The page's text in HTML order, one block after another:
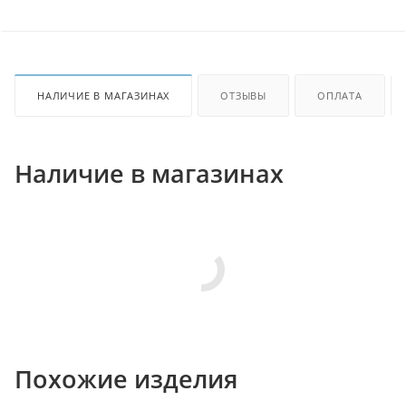
НАЛИЧИЕ В МАГАЗИНАХ ОТЗЫВЫ ОПЛАТА
Наличие в магазинах
Похожие изделия